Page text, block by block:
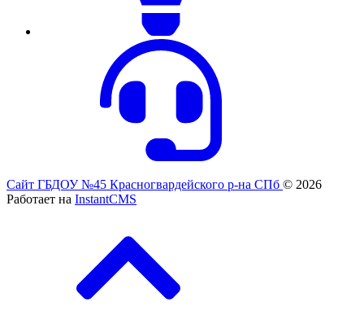
Сайт ГБДОУ №45 Красногвардейского р-на СПб © 2026
Работает на InstantCMS